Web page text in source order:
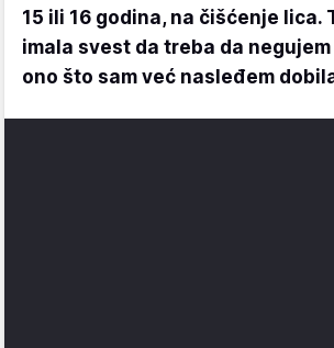
15 ili 16 godina, na čišćenje lica.
imala svest da treba da
ono što sam već nasleđem